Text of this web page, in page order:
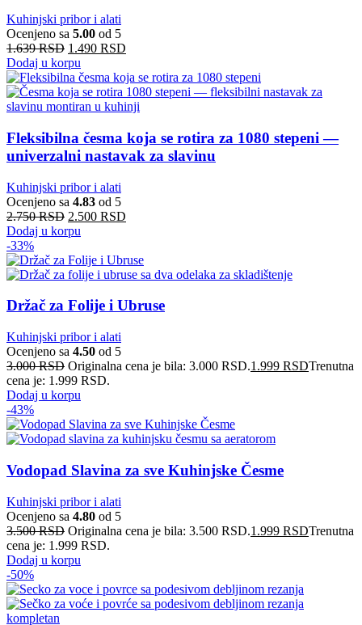
Kuhinjski pribor i alati
Ocenjeno sa 5.00 od 5
1.639RSD 1.490 RSD
Dodaj u korpu
Fleksibilna česma koja se rotira za 1080 stepeni —
univerzalni nastavak za slavinu
Kuhinjski pribor i alati
Ocenjeno sa 4.83 od 5
2.750RSD 2.500 RSD
Dodaj u korpu
-33%
Držač za Folije i Ubruse
Kuhinjski pribor i alati
Ocenjeno sa 4.50 od 5
3.000RSD Originalna cena je bila: 3.000 RSD.1.999 RSDTrenutna
cena je: 1.999 RSD.
Dodaj u korpu
-43%
Vodopad Slavina za sve Kuhinjske Česme
Kuhinjski pribor i alati
Ocenjeno sa 4.80 od 5
3.500RSD Originalna cena je bila: 3.500 RSD.1.999 RSDTrenutna
cena je: 1.999 RSD.
Dodaj u korpu
-50%